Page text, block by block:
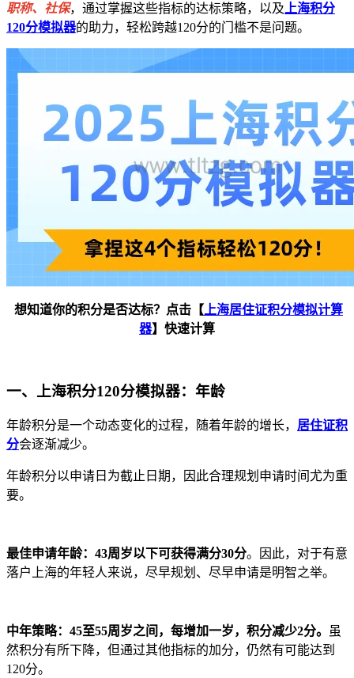
职称、社保，通过掌握这些指标的达标策略，以及 上海积分
120分模拟器的助力，轻松跨越120分的门槛不是问题。
想知道你的积分是否达标？点击【 上海居住证积分模拟计算
器】快速计算
一、上海积分120分模拟器：年龄
年龄积分是一个动态变化的过程，随着年龄的增长， 居住证积
分会逐渐减少。
年龄积分以申请日为截止日期，因此合理规划申请时间尤为重
要。
最佳申请年龄：43周岁以下可获得满分30分。因此，对于有意
落户上海的年轻人来说，尽早规划、尽早申请是明智之举。
中年策略：45至55周岁之间，每增加一岁，积分减少2分。
虽
然积分有所下降，但通过其他指标的加分，仍然有可能达到
120分。